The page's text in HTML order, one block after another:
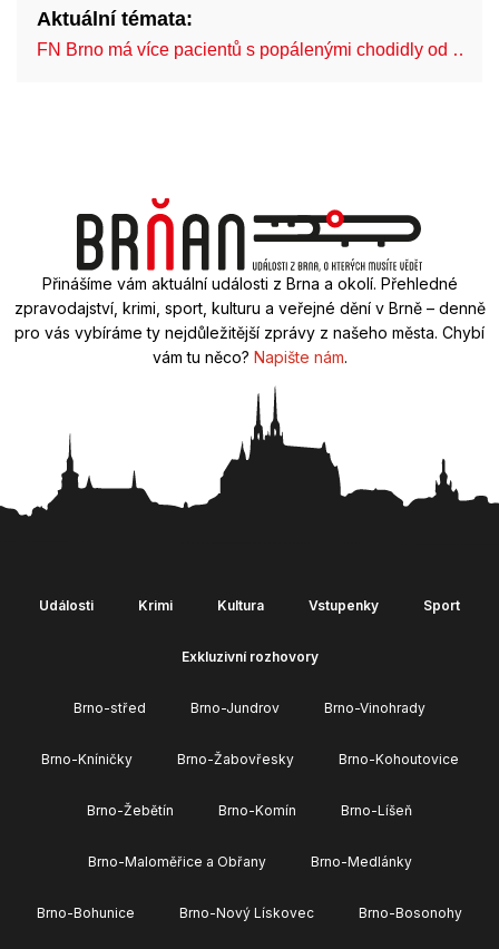
Aktuální témata:
FN Brno má více pacientů s popálenými chodidly od …
Přinášíme vám aktuální události z Brna a okolí. Přehledné
zpravodajství, krimi, sport, kulturu a veřejné dění v Brně – denně
pro vás vybíráme ty nejdůležitější zprávy z našeho města. Chybí
vám tu něco? Napište nám.
Události Krimi Kultura Vstupenky Sport
Exkluzivní rozhovory
Brno-střed Brno-Jundrov Brno-Vinohrady
Brno-Kníničky Brno-Žabovřesky Brno-Kohoutovice
Brno-Žebětín Brno-Komín Brno-Líšeň
Brno-Maloměřice a Obřany Brno-Medlánky
Brno-Bohunice Brno-Nový Lískovec Brno-Bosonohy